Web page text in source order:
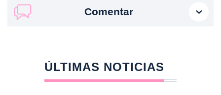
Comentar
ÚLTIMAS NOTICIAS